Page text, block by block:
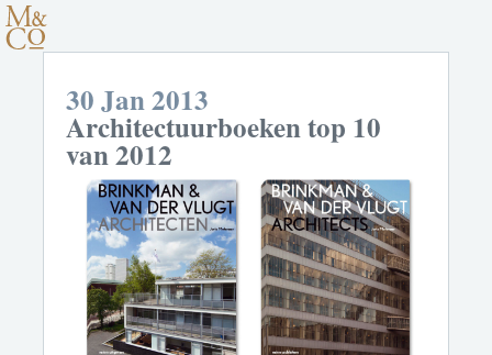
30 Jan 2013
Architectuurboeken top 10
van 2012